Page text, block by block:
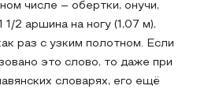
числе – обертки, онучи,
1/2 аршина на ногу (1,07 м),
раз с узким полотном. Если
это слово, то даже при
словарях, его ещё